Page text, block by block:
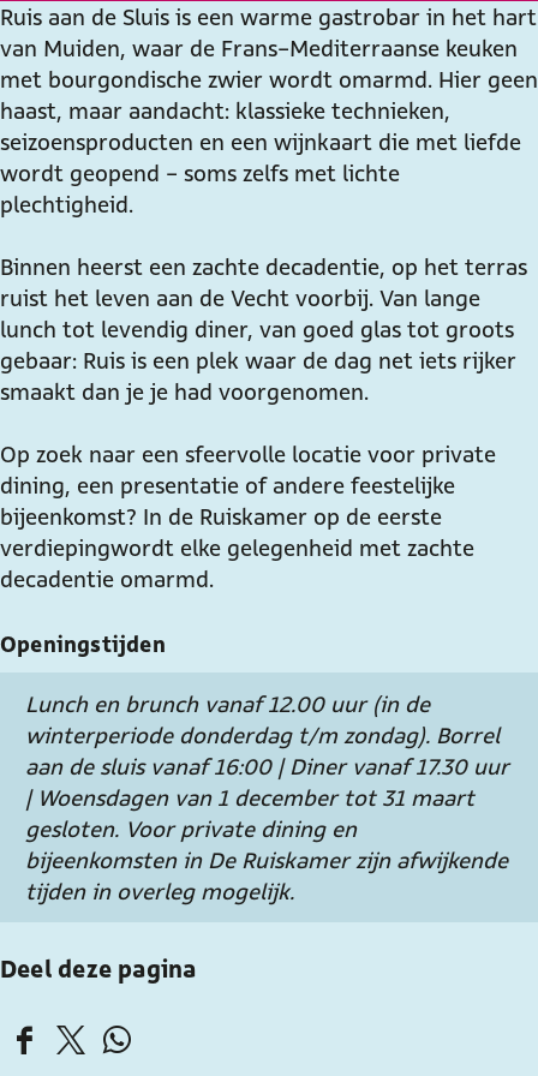
S
l
u
i
s
d
e
S
u
i
s
n
d
e
S
l
u
i
S
l
u
i
s
a
n
d
e
S
l
s
o
k
R
u
i
s
a
n
d
e
S
l
i
s
r
a
m
R
u
i
s
a
n
d
e
S
u
i
s
Ruis aan de Sluis is een warme gastrobar in het hart
van Muiden, waar de Frans-Mediterraanse keuken
met bourgondische zwier wordt omarmd. Hier geen
haast, maar aandacht: klassieke technieken,
seizoensproducten en een wijnkaart die met liefde
wordt geopend - soms zelfs met lichte
plechtigheid.
Binnen heerst een zachte decadentie, op het terras
ruist het leven aan de Vecht voorbij. Van lange
lunch tot levendig diner, van goed glas tot groots
gebaar: Ruis is een plek waar de dag net iets rijker
smaakt dan je je had voorgenomen.
Op zoek naar een sfeervolle locatie voor private
dining, een presentatie of andere feestelijke
bijeenkomst? In de Ruiskamer op de eerste
verdieping wordt elke gelegenheid met zachte
decadentie omarmd.
Openingstijden
Lunch en brunch vanaf 12.00 uur (in de
winterperiode donderdag t/m zondag). Borrel
aan de sluis vanaf 16:00 | Diner vanaf 17.30 uur
| Woensdagen van 1 december tot 31 maart
gesloten. Voor private dining en
bijeenkomsten in De Ruiskamer zijn afwijkende
tijden in overleg mogelijk.
Deel deze pagina
D
D
D